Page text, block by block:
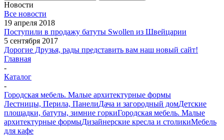
Новости
Все новости
19 апреля 2018
Поступили в продажу батуты Swollen из Швейцарии
5 сентября 2017
Дорогие Друзья, рады представить вам наш новый сайт!
Главная
-
Каталог
-
Городская мебель. Малые архитектурные формы
Лестницы, Перила, ПанелиДача и загородный домДетские
площадки, батуты, зимние горкиГородская мебель. Малые
архитектурные формыДизайнерские кресла и столикиМебель
для кафе